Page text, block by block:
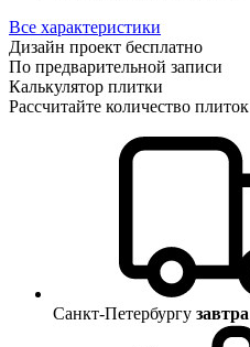
Все характеристики
Дизайн проект бесплатно
По предварительной записи
Калькулятор плитки
Рассчитайте количество плиток
Санкт-Петербургу завтра